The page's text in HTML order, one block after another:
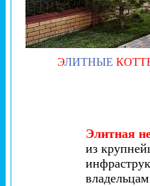
ЭЛИТНЫЕ
Элитная
из